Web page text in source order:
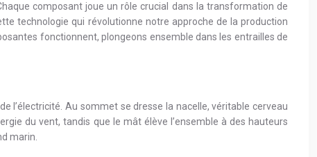
composant joue un rôle crucial dans la transformation de
technologie qui révolutionne notre approche de la production
fonctionnent, plongeons ensemble dans les entrailles de
l’électricité. Au sommet se dresse la nacelle, véritable cerveau
du vent, tandis que le mât élève l’ensemble à des hauteurs
marin.